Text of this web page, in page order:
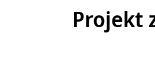
Projekt